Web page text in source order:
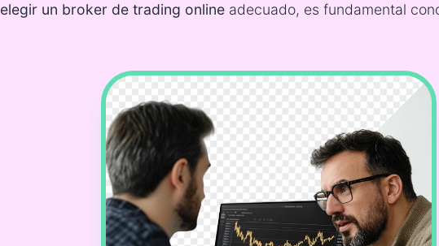
elegir un broker de trading onlineadecuado, es fundamental